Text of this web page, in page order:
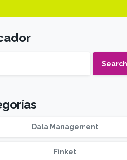
Search
Data Management
Finket